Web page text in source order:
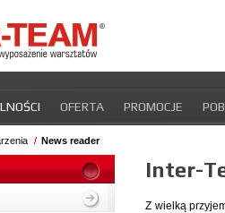
OFERTA PROMOCJE
CERTYFIKATY
News reader
Inter-
Z wielką